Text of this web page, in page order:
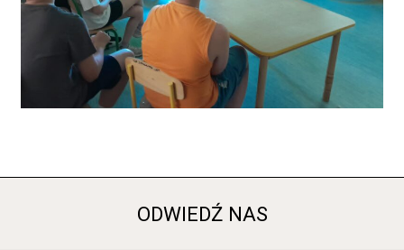
ODWIEDŹ NAS